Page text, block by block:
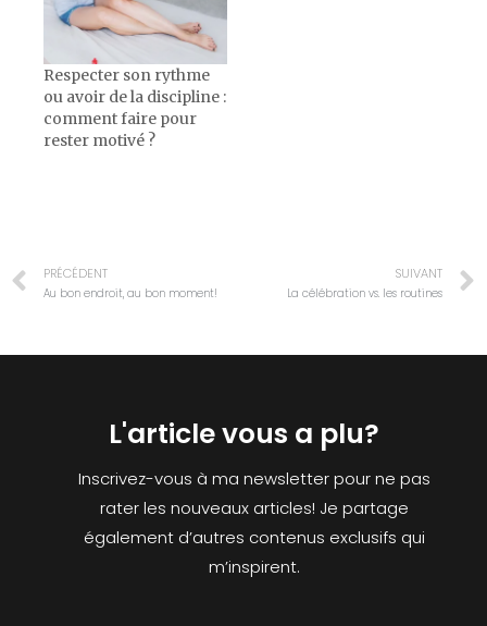
Respecter son rythme
ou avoir de la discipline :
comment faire pour
rester motivé ?
PRÉCÉDENT
Au bon endroit, au bon moment!
SUIVANT
La célébration vs. les routines
L'article vous a plu?
Inscrivez-vous à ma newsletter pour ne pas
rater les nouveaux articles! Je partage
également d’autres contenus exclusifs qui
m’inspirent.